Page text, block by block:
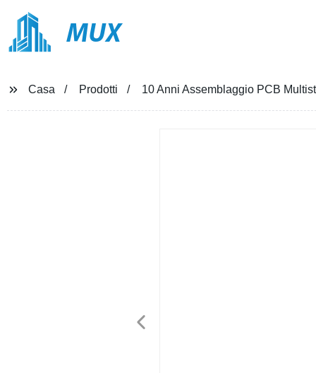
MUX
Casa Prodotti 10 Anni Assemblaggio PCB